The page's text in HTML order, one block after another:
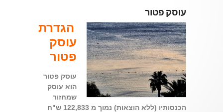
עוסק פטור
הגדרת
עוסק
פטור
עוסק פטור
הוא עוסק
שמחזור
הכנסותיו (ללא הוצאות) נמוך מ 122,833 ש"ח